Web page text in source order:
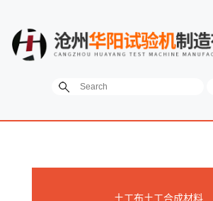
土工布土工合成材料